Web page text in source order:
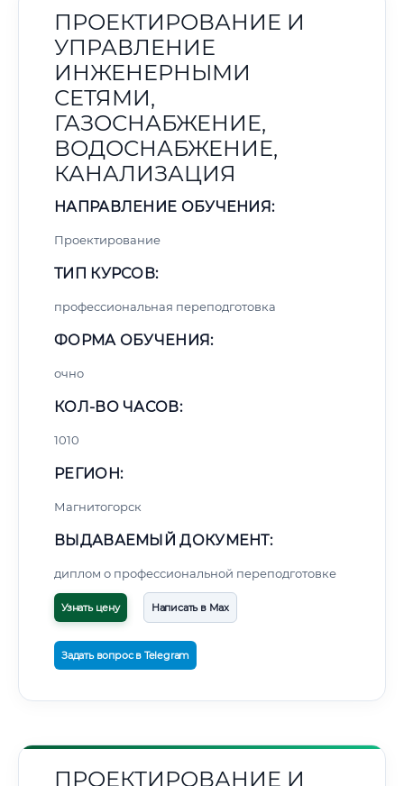
ПРОЕКТИРОВАНИЕ И
УПРАВЛЕНИЕ
ИНЖЕНЕРНЫМИ
СЕТЯМИ,
ГАЗОСНАБЖЕНИЕ,
ВОДОСНАБЖЕНИЕ,
КАНАЛИЗАЦИЯ
НАПРАВЛЕНИЕ ОБУЧЕНИЯ:
Проектирование
ТИП КУРСОВ:
профессиональная переподготовка
ФОРМА ОБУЧЕНИЯ:
очно
КОЛ-ВО ЧАСОВ:
1010
РЕГИОН:
Магнитогорск
ВЫДАВАЕМЫЙ ДОКУМЕНТ:
диплом о профессиональной переподготовке
Узнать цену Написать в Max
Задать вопрос в Telegram
ПРОЕКТИРОВАНИЕ И